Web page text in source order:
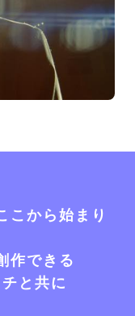
こから始まり
作できる
と共に